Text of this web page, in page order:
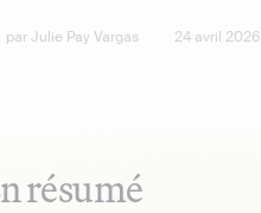
parJulie Pay Vargas 24 avril 2026
résumé